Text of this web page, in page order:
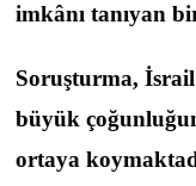
imkânı tanıyan
Soruşturma,
büyük
ortaya